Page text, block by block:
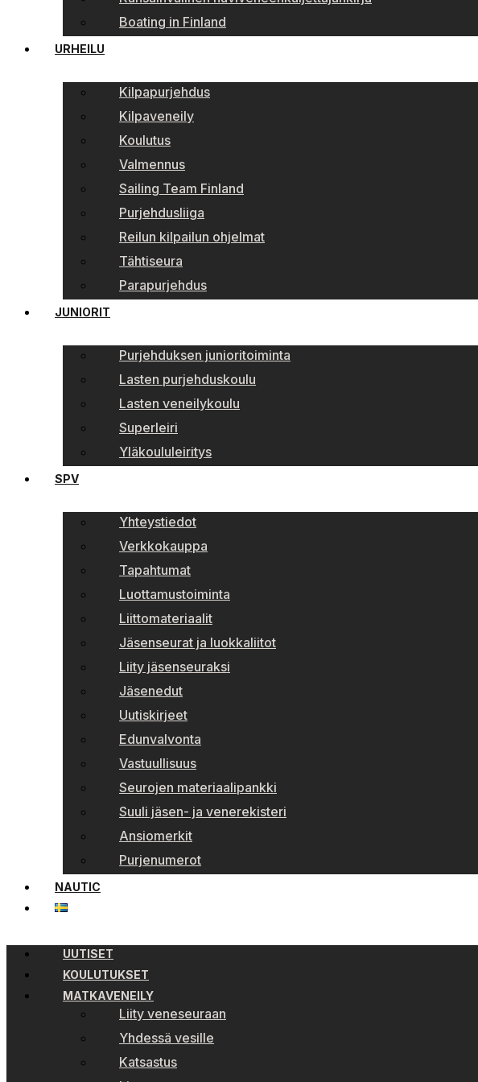
Boating in Finland
URHEILU
Kilpapurjehdus
Kilpaveneily
Koulutus
Valmennus
Sailing Team Finland
Purjehdusliiga
Reilun kilpailun ohjelmat
Tähtiseura
Parapurjehdus
JUNIORIT
Purjehduksen junioritoiminta
Lasten purjehduskoulu
Lasten veneilykoulu
Superleiri
Yläkoululeiritys
SPV
Yhteystiedot
Verkkokauppa
Tapahtumat
Luottamustoiminta
Liittomateriaalit
Jäsenseurat ja luokkaliitot
Liity jäsenseuraksi
Jäsenedut
Uutiskirjeet
Edunvalvonta
Vastuullisuus
Seurojen materiaalipankki
Suuli jäsen- ja venerekisteri
Ansiomerkit
Purjenumerot
NAUTIC
UUTISET
KOULUTUKSET
MATKAVENEILY
Liity veneseuraan
Yhdessä vesille
Katsastus